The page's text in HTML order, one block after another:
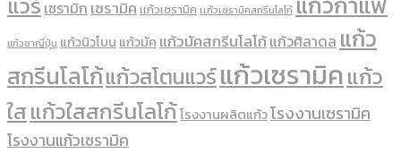
เซรามิกเซรามิคเเก้วเซรามิค เเก้วเซรามิคสกรีนโลโก้
แก้วชาญี่ปุ่น แก้วนิวโบนแก้วมัคแก้วมัคสกรีนโลโก้แก้วศิลาดลแก้ว
สกรีนโลโก้แก้วสโตนแวร์แก้วเซรามิคแก้ว
ใสแก้วใสสกรีนโลโก้โรงงานผลิตแก้วโรงงานเซรามิค
โรงงานแก้วเซรามิค